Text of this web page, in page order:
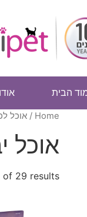
הבית
Home
/ אוכל
אוכל
of 29 results